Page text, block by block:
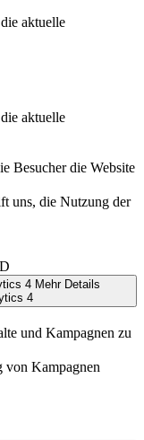
aktuelle
aktuelle
Besucher die Website
uns, die Nutzung der
4 Mehr Details
4
und Kampagnen zu
von Kampagnen